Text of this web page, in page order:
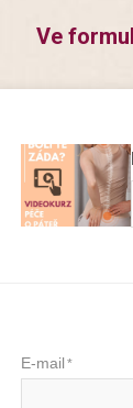
Ve
E-mail *